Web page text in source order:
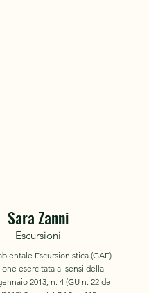
Sara Zanni
Escursioni
Escursionistica (GAE)
esercitata ai sensi della
2013, n. 4 (GU n. 22 del